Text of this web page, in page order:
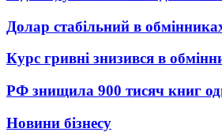
Долар стабільний в
Курс гривні знизився в
РФ знищила 900 тисяч книг
Новини бізнесу